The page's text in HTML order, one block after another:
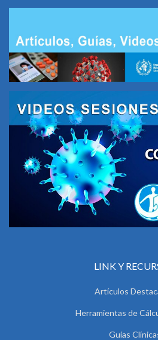
LINK Y
Artículos
Herramientas de
Guías